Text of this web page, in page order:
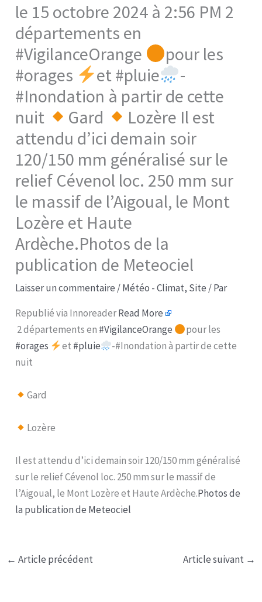
le 15 octobre 2024 à 2:56 PM 2
départements en
#VigilanceOrange
pour les
#orages
et #pluie
-
#Inondation à partir de cette
nuit
Gard
Lozère Il est
attendu d’ici demain soir
120/150 mm généralisé sur le
relief Cévenol loc. 250 mm sur
le massif de l’Aigoual, le Mont
Lozère et Haute
Ardèche.Photos de la
publication de Meteociel
Laisser un commentaire /Météo - Climat, Site / Par
Republié via InnoreaderRead More
2 départements en #VigilanceOrange
pour les
#orages
et #pluie
-#Inondation à partir de cette
nuit
Gard
Lozère
Il est attendu d’ici demain soir 120/150 mm généralisé
sur le relief Cévenol loc. 250 mm sur le massif de
l’Aigoual, le Mont Lozère et Haute Ardèche.Photos de
la publication de Meteociel
← Article précédent Article suivant →